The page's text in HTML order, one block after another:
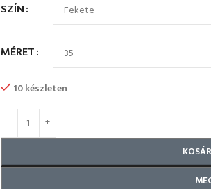
SZÍN
MÉRET
10 készleten